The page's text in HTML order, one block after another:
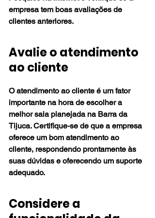
empresa tem boas avaliações de
clientes anteriores.
Avalie o atendimento
ao cliente
O atendimento ao cliente é um fator
importante na hora de escolher a
melhor sala planejada na Barra da
Tijuca. Certifique-se de que a empresa
oferece um bom atendimento ao
cliente, respondendo prontamente às
suas dúvidas e oferecendo um suporte
adequado.
Considere a